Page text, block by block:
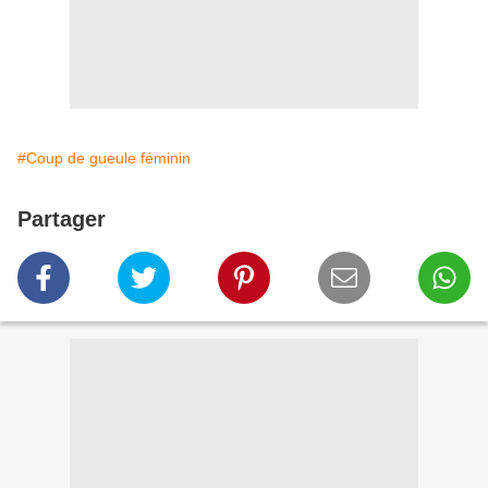
#Coup de gueule féminin
Partager